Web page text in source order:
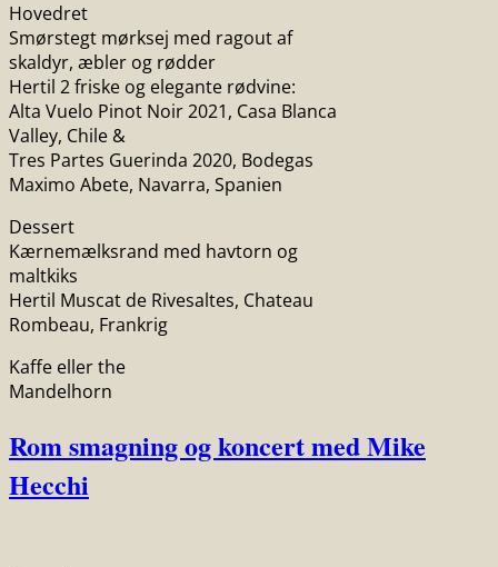
Hovedret
Smørstegt mørksej med ragout af
skaldyr, æbler og rødder
Hertil 2 friske og elegante rødvine:
Alta Vuelo Pinot Noir 2021, Casa Blanca
Valley, Chile &
Tres Partes Guerinda 2020, Bodegas
Maximo Abete, Navarra, Spanien
Dessert
Kærnemælksrand med havtorn og
maltkiks
Hertil Muscat de Rivesaltes, Chateau
Rombeau, Frankrig
Kaffe eller the
Mandelhorn
Rom smagning og koncert med Mike
Hecchi